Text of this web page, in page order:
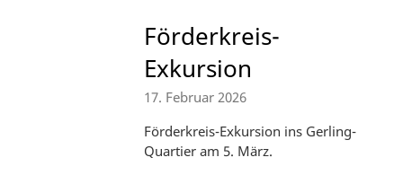
Förderkreis-
Exkursion
17. Februar 2026
Förderkreis-Exkursion ins Gerling-
Quartier am 5. März.